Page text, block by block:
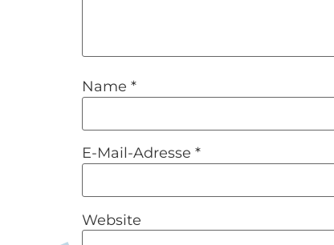
Name *
E-Mail-Adresse *
Website